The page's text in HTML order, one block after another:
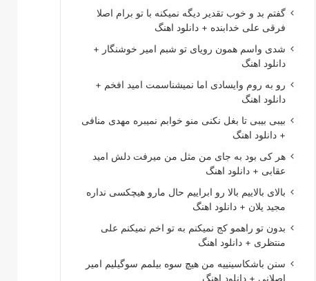
گفتم بد و خوب تقدیر دیگه نمیکنه با تو برام اصلا
فرقی علی خدابنده + دانلود اهنگ
شدی واسم همون رویای تو شبم امیر خوشنگار +
دانلود اهنگ
رو به روم وایسادی اما نمیشناسمت امید افخم +
دانلود اهنگ
بیبی بیبی تا بغل نکنی منو خوابم نمیبره مهدی منافی
+ دانلود اهنگ
هر کی بود به جای من مثل من میرفت دلش امید
عقابی + دانلود اهنگ
بالای بالاییم بالا رو ابراییم حال مارو هیچکسی نداره
مجید یلان + دانلود اهنگ
بدون تو راهمو کج نمیکنم به تو اخم نمیکنم علی
منتظری + دانلود اهنگ
سنن باشکاسینییه من هیچ سوه بیلمم سوگیلیم امیر
اصلانی + دانلود اهنگ